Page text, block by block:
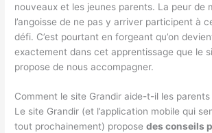
nouveaux et les jeunes parents. La peur de
l’angoisse de ne pas y arriver participent à
défi. C’est pourtant en forgeant qu’on
exactement dans cet apprentissage que le
propose de nous accompagner.
Comment le site Grandir aide-t-il les parents
Le site Grandir (et l’application mobile qui
tout prochainement) proposedes conseils